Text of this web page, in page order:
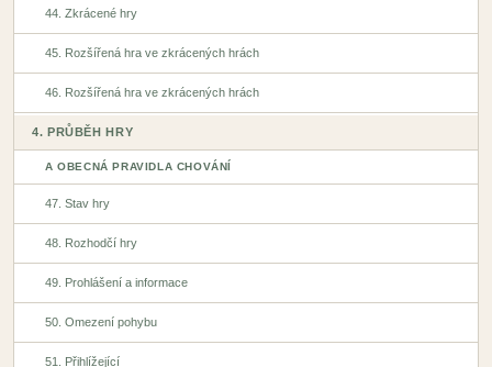
44. Zkrácené hry
45. Rozšířená hra ve zkrácených hrách
46. Rozšířená hra ve zkrácených hrách
4. PRŮBĚH HRY
A OBECNÁ PRAVIDLA CHOVÁNÍ
47. Stav hry
48. Rozhodčí hry
49. Prohlášení a informace
50. Omezení pohybu
51. Přihlížející